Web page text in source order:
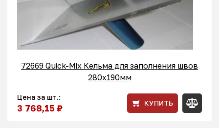
72669 Quick-Mix Кельма для заполнения швов
280x190мм
Цена за шт.:
3 768,15 ₽ КУПИТЬ